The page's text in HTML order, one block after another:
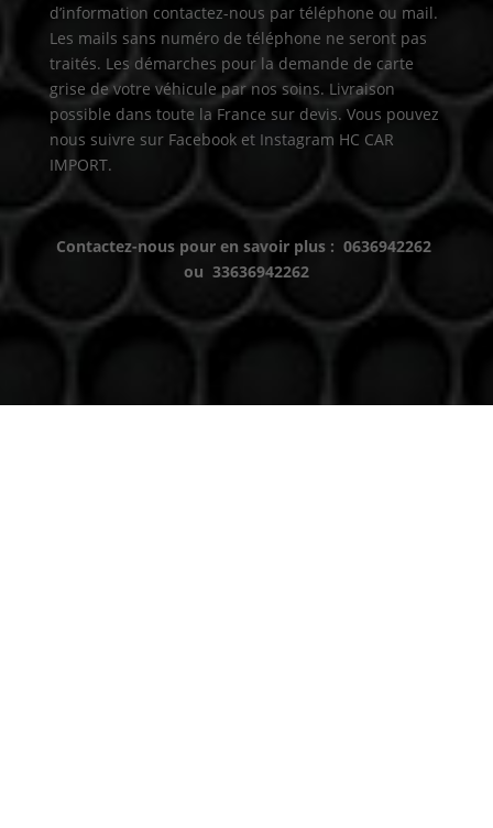
d’information contactez-nous par téléphone ou mail.
Les mails sans numéro de téléphone ne seront pas
traités. Les démarches pour la demande de carte
grise de votre véhicule par nos soins. Livraison
possible dans toute la France sur devis. Vous pouvez
nous suivre sur Facebook et Instagram HC CAR
IMPORT.
Contactez-nous pour en savoir plus : 0636942262
ou 33636942262